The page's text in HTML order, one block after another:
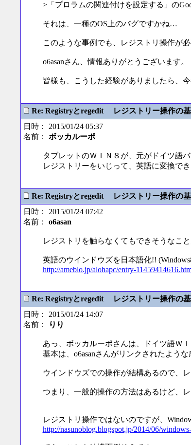
>「プロラムの関連付けを設定する」の
それは、一種のOS上のバグですかね…
このような事例でも、レジストリ操作が
o6asanさん、情報ありがとうございます。
皆様も、こうした経験がありましたら、
Re: Registryとregedit レジストリー操作の
日時： 2015/01/24 05:37
名前： ボッカルーポ
タブレットのＷＩＮ８が、元がドイツ語
レジストリーをいじって、英語に変換で
Re: Registryとregedit レジストリー操作の
日時： 2015/01/24 07:42
名前： o6asan
レジストリを触らなくてもできそうなこ
英語のウインドウズを日本語化!!
http://ameblo.jp/alohapc/entry-
Re: Registryとregedit レジストリー操作の
日時： 2015/01/24 14:07
名前：
りり
あっ、ボッカルーポさんは、ドイツ語Ｗ
基本は、o6asanさんがリンクされたよう
ウインドウズでの操作が結構あるので、
つまり、一般的操作の方法はあるけど、
レジストリ操作ではないのですが、
http://nasunoblog.blogspot.jp/2014/06/